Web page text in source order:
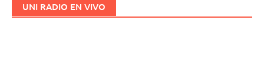
UNI RADIO EN VIVO